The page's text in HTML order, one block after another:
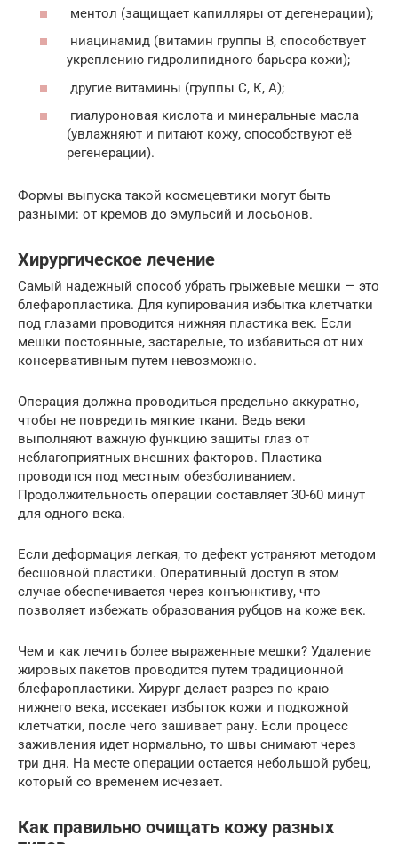
ментол (защищает капилляры от дегенерации);
ниацинамид (витамин группы В, способствует
укреплению гидролипидного барьера кожи);
другие витамины (группы С, К, А);
гиалуроновая кислота и минеральные масла
(увлажняют и питают кожу, способствуют её
регенерации).
Формы выпуска такой космецевтики могут быть
разными: от кремов до эмульсий и лосьонов.
Хирургическое лечение
Самый надежный способ убрать грыжевые мешки — это
блефаропластика. Для купирования избытка клетчатки
под глазами проводится нижняя пластика век. Если
мешки постоянные, застарелые, то избавиться от них
консервативным путем невозможно.
Операция должна проводиться предельно аккуратно,
чтобы не повредить мягкие ткани. Ведь веки
выполняют важную функцию защиты глаз от
неблагоприятных внешних факторов. Пластика
проводится под местным обезболиванием.
Продолжительность операции составляет 30-60 минут
для одного века.
Если деформация легкая, то дефект устраняют методом
бесшовной пластики. Оперативный доступ в этом
случае обеспечивается через конъюнктиву, что
позволяет избежать образования рубцов на коже век.
Чем и как лечить более выраженные мешки? Удаление
жировых пакетов проводится путем традиционной
блефаропластики. Хирург делает разрез по краю
нижнего века, иссекает избыток кожи и подкожной
клетчатки, после чего зашивает рану. Если процесс
заживления идет нормально, то швы снимают через
три дня. На месте операции остается небольшой рубец,
который со временем исчезает.
Как правильно очищать кожу разных